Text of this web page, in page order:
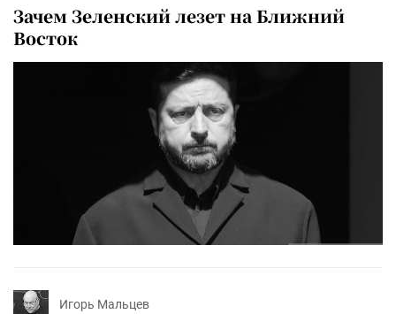
Зачем Зеленский лезет на Ближний
Восток
Игорь Мальцев